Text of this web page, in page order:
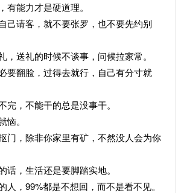
有能力才是硬道理。
己请客，就不要张罗，也不要先约别
，送礼的时候不谈事，问候拉家常。
要翻脸，过得去就行，自己有分寸就
完，不能干的总是没事干。
恼。
门，除非你家里有矿，不然没人会为你
话，生活还是要脚踏实地。
人，99%都是不想回，而不是看不见。